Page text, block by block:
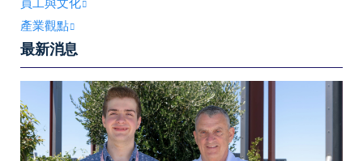
員工與文化
產業觀點
最新消息